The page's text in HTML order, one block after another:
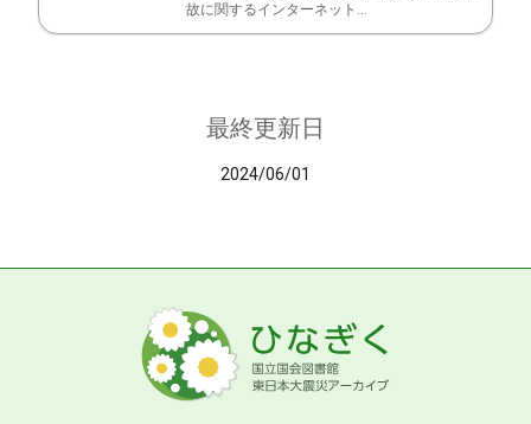
故に関するインターネット...
最終更新日
2024/06/01